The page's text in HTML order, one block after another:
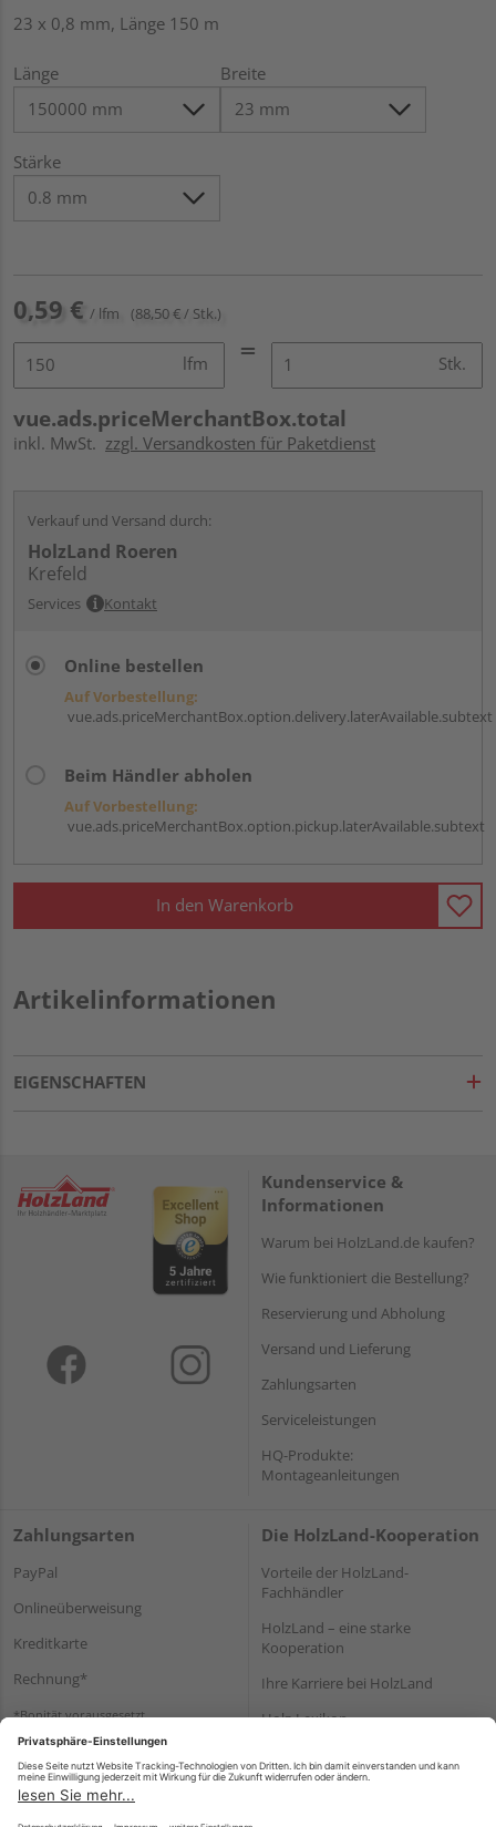
23 x 0,8 mm, Länge 150 m
Länge Breite
Stärke
0,59 € / lfm (88,50 € / Stk.)
lfm Stk.
vue.ads.priceMerchantBox.total
inkl. MwSt. zzgl. Versandkosten für Paketdienst
Verkauf und Versand durch:
HolzLand Roeren
Krefeld
Services Kontakt
Online bestellen
Auf Vorbestellung:
vue.ads.priceMerchantBox.option.delivery.laterAvailable.subtext
Beim Händler abholen
Auf Vorbestellung:
vue.ads.priceMerchantBox.option.pickup.laterAvailable.subtext
In den Warenkorb
Artikelinformationen
EIGENSCHAFTEN
Kundenservice &
Informationen
Warum bei HolzLand.de kaufen?
Wie funktioniert die Bestellung?
Reservierung und Abholung
Versand und Lieferung
Zahlungsarten
Serviceleistungen
HQ-Produkte:
Montageanleitungen
Zahlungsarten
PayPal
Onlineüberweisung
Kreditkarte
Rechnung*
*Bonität vorausgesetzt
Die HolzLand-Kooperation
Vorteile der HolzLand-
Fachhändler
HolzLand – eine starke
Kooperation
Ihre Karriere bei HolzLand
Holz-Lexikon